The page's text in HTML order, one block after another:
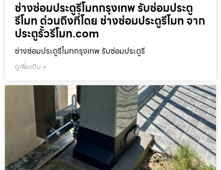
ช่างซ่อมประตูรีโมทกรุงเทพ รับซ่อมประตู
รีโมท ด่วนถึงที่โดย ช่างซ่อมประตูรีโมท จาก
ประตูรั้วรีโมท.com
ช่างซ่อมประตูรีโมทกรุงเทพ รับซ่อมประตูรี
ดูเพิ่มเติม »